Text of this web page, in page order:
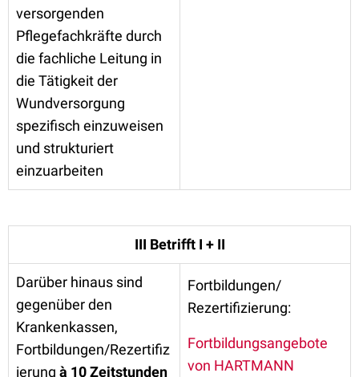
versorgenden
Pflegefachkräfte durch
die fachliche Leitung in
die Tätigkeit der
Wundversorgung
spezifisch einzuweisen
und strukturiert
einzuarbeiten
III Betrifft I + II
Darüber hinaus sind
gegenüber den
Krankenkassen,
Fortbildungen/Rezertifiz
ierung à 10 Zeitstunden
Fortbildungen/
Rezertifizierung:
Fortbildungsangebote
von HARTMANN